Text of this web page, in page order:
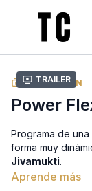
Trailer
COLECCIÓN
Power
Programa de
forma muy
Jivamukti.
Aprende más